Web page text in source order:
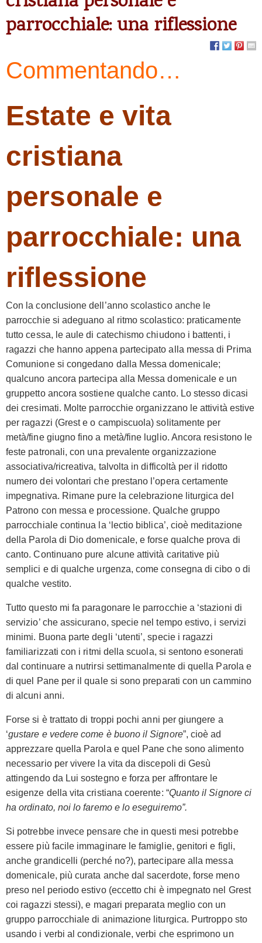
parrocchiale: una riflessione
Commentando…
Estate e vita
cristiana
personale e
parrocchiale: una
riflessione
Con la conclusione dell’anno scolastico anche le
parrocchie si adeguano al ritmo scolastico: praticamente
tutto cessa, le aule di catechismo chiudono i battenti, i
ragazzi che hanno appena partecipato alla messa di Prima
Comunione si congedano dalla Messa domenicale;
qualcuno ancora partecipa alla Messa domenicale e un
gruppetto ancora sostiene qualche canto. Lo stesso dicasi
dei cresimati. Molte parrocchie organizzano le attività estive
per ragazzi (Grest e o campiscuola) solitamente per
metà/fine giugno fino a metà/fine luglio. Ancora resistono le
feste patronali, con una prevalente organizzazione
associativa/ricreativa, talvolta in difficoltà per il ridotto
numero dei volontari che prestano l’opera certamente
impegnativa. Rimane pure la celebrazione liturgica del
Patrono con messa e processione. Qualche gruppo
parrocchiale continua la ‘lectio biblica’, cioè meditazione
della Parola di Dio domenicale, e forse qualche prova di
canto. Continuano pure alcune attività caritative più
semplici e di qualche urgenza, come consegna di cibo o di
qualche vestito.
Tutto questo mi fa paragonare le parrocchie a ‘stazioni di
servizio’ che assicurano, specie nel tempo estivo, i servizi
minimi. Buona parte degli ‘utenti’, specie i ragazzi
familiarizzati con i ritmi della scuola, si sentono esonerati
dal continuare a nutrirsi settimanalmente di quella Parola e
di quel Pane per il quale si sono preparati con un cammino
di alcuni anni.
Forse si è trattato di troppi pochi anni per giungere a
‘gustare e vedere come è buono il Signore”, cioè ad
apprezzare quella Parola e quel Pane che sono alimento
necessario per vivere la vita da discepoli di Gesù
attingendo da Lui sostegno e forza per affrontare le
esigenze della vita cristiana coerente: “Quanto il Signore ci
ha ordinato, noi lo faremo e lo eseguiremo”.
Si potrebbe invece pensare che in questi mesi potrebbe
essere più facile immaginare le famiglie, genitori e figli,
anche grandicelli (perché no?), partecipare alla messa
domenicale, più curata anche dal sacerdote, forse meno
preso nel periodo estivo (eccetto chi è impegnato nel Grest
coi ragazzi stessi), e magari preparata meglio con un
gruppo parrocchiale di animazione liturgica. Purtroppo sto
usando i verbi al condizionale, verbi che esprimono un